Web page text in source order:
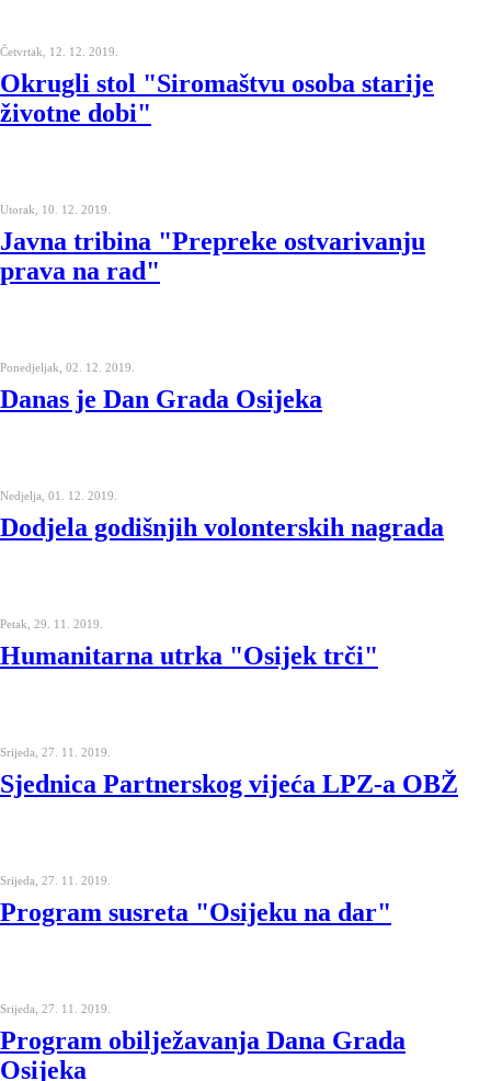
Četvrtak, 12. 12. 2019.
Okrugli stol "Siromaštvu osoba starije
životne dobi"
Utorak, 10. 12. 2019.
Javna tribina "Prepreke ostvarivanju
prava na rad"
Ponedjeljak, 02. 12. 2019.
Danas je Dan Grada Osijeka
Nedjelja, 01. 12. 2019.
Dodjela godišnjih volonterskih nagrada
Petak, 29. 11. 2019.
Humanitarna utrka "Osijek trči"
Srijeda, 27. 11. 2019.
Sjednica Partnerskog vijeća LPZ-a OBŽ
Srijeda, 27. 11. 2019.
Program susreta "Osijeku na dar"
Srijeda, 27. 11. 2019.
Program obilježavanja Dana Grada
Osijeka